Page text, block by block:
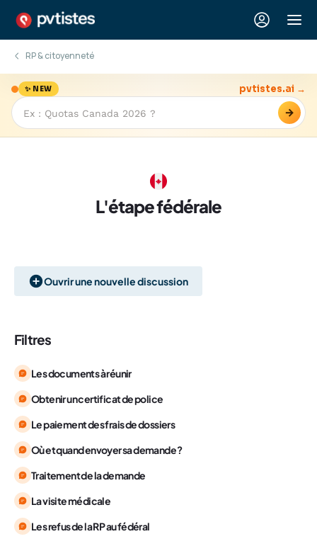
RP & citoyenneté
✨ NEW
→
pvtistes.ai →
L'étape fédérale
Ouvrir une nouvelle discussion
Filtres
Les documents à réunir
Obtenir un certificat de police
Le paiement des frais de dossiers
Où et quand envoyer sa demande ?
Traitement de la demande
La visite médicale
Les refus de la RP au fédéral